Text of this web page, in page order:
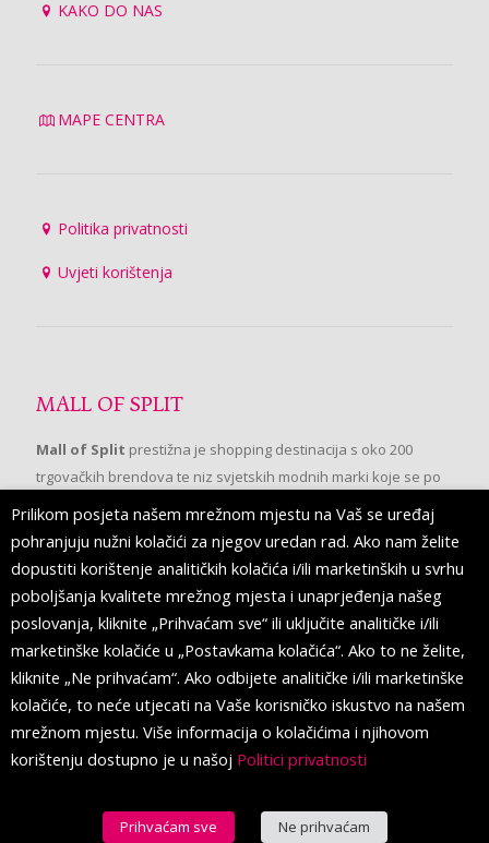
KAKO DO NAS
MAPE CENTRA
Politika privatnosti
Uvjeti korištenja
MALL OF SPLIT
Mall of Split prestižna je shopping destinacija s oko 200
trgovačkih brendova te niz svjetskih modnih marki koje se po
prvi put pojavljuju u Splitu.
PRATITE NAS
Prilikom posjeta našem mrežnom mjestu na Vaš se uređaj
pohranjuju nužni kolačići za njegov uredan rad. Ako nam želite
dopustiti korištenje analitičkih kolačića i/ili marketinških u svrhu
poboljšanja kvalitete mrežnog mjesta i unaprjeđenja našeg
poslovanja, kliknite „Prihvaćam sve“ ili uključite analitičke i/ili
marketinške kolačiće u „Postavkama kolačića“. Ako to ne želite,
kliknite „Ne prihvaćam“. Ako odbijete analitičke i/ili marketinške
kolačiće, to neće utjecati na Vaše korisničko iskustvo na našem
mrežnom mjestu. Više informacija o kolačićima i njihovom
korištenju dostupno je u našoj Politici privatnosti
Prihvaćam sve Ne prihvaćam